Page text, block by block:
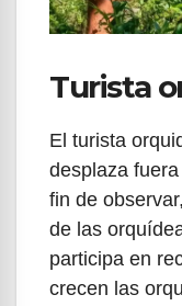
Turista
El turista
desplaza
fin de
de las
participa en
crecen las